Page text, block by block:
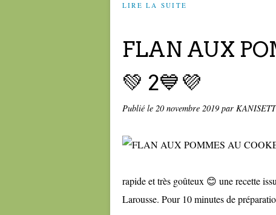
LIRE LA SUITE
FLAN AUX
💚 2💙💜
Publié le 20 novembre 2019 par
rapide et très goûteux 😊 une recette
Larousse. Pour 10 minutes de